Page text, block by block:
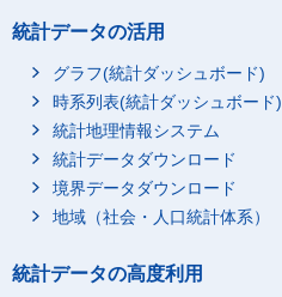
統計データの活用
グラフ(統計ダッシュボード)
時系列表(統計ダッシュボード)
統計地理情報システム
統計データダウンロード
境界データダウンロード
地域（社会・人口統計体系）
統計データの高度利用